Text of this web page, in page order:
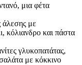
μια φέτα
άλεσης με
κόλιανδρο και πάστα
γλυκοπατάτας,
με κόκκινο